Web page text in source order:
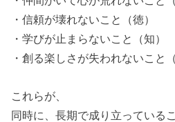
・信頼が壊れないこと（徳）
・学びが止まらないこと（知）
・創る楽しさが失われないこと（
これらが、
同時に、長期で成り立っているこ